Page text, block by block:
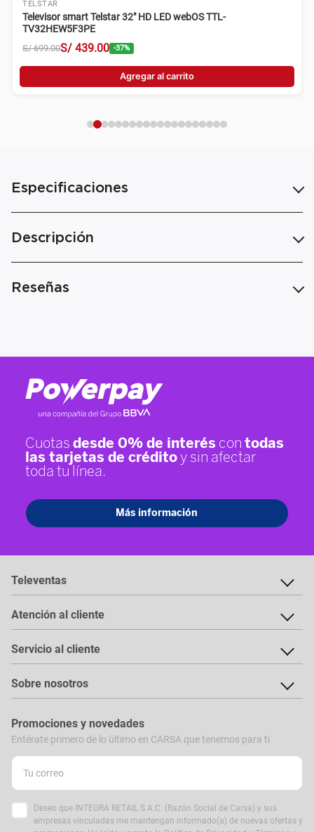
TELSTAR
Televisor smart Telstar 32" HD LED webOS TTL-
TV32HEW5F3PE
S/ 699.00S/ 439.00 -37%
Agregar al carrito
Especificaciones
Descripción
Reseñas
Televentas
Atención al cliente
Servicio al cliente
Sobre nosotros
Promociones y novedades
Entérate primero de lo último en CARSA que tenemos para ti
Deseo que INTEGRA RETAIL S.A.C. (Razón Social de Carsa) y sus
empresas vinculadas me mantengan informado(a) de nuevas ofertas y